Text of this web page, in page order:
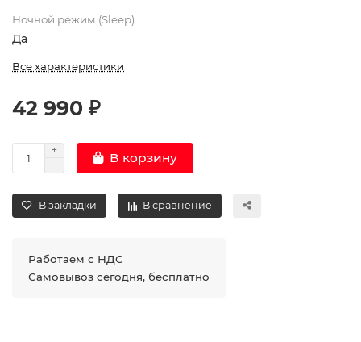
Ночной режим (Sleep)
Да
Все характеристики
42 990 ₽
В корзину
В закладки В сравнение
Работаем с НДС
Самовывоз сегодня, бесплатно